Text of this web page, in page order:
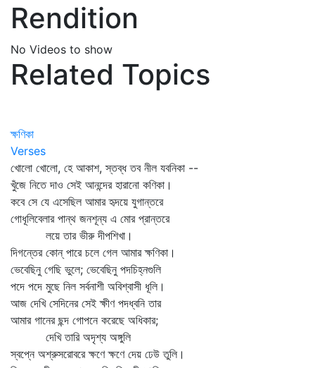
Rendition
No Videos to show
Related Topics
ক্ষণিকা
Verses
খোলো খোলো, হে আকাশ, স্তব্ধ তব নীল যবনিকা --
খুঁজে নিতে দাও সেই আনন্দের হারানো কণিকা।
কবে সে যে এসেছিল আমার হৃদয়ে যুগান্তরে
গোধূলিবেলার পান্থ জনশূন্য এ মোর প্রান্তরে
লয়ে তার ভীরু দীপশিখা।
দিগন্তের কোন্‌ পারে চলে গেল আমার ক্ষণিকা।
ভেবেছিনু গেছি ভুলে; ভেবেছিনু পদচিহ্নগুলি
পদে পদে মুছে নিল সর্বনাশী অবিশ্বাসী ধূলি।
আজ দেখি সেদিনের সেই ক্ষীণ পদধ্বনি তার
আমার গানের ছন্দ গোপনে করেছে অধিকার;
দেখি তারি অদৃশ্য অঙ্গুলি
স্বপ্নে অশ্রুসরোবরে ক্ষণে ক্ষণে দেয় ঢেউ তুলি।